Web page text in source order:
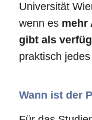
Universität
wenn es mehr
gibt als
praktisch
Wann ist der